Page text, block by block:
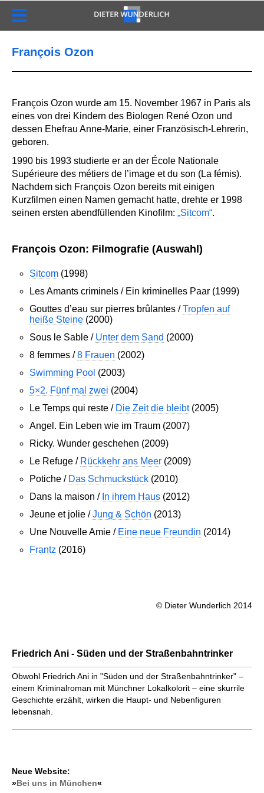
François Ozon
François Ozon wurde am 15. November 1967 in Paris als
eines von drei Kindern des Biologen René Ozon und
dessen Ehefrau Anne-Marie, einer Französisch-Lehrerin,
geboren.
1990 bis 1993 studierte er an der École Nationale
Supérieure des métiers de l’image et du son (La fémis).
Nachdem sich François Ozon bereits mit einigen
Kurzfilmen einen Namen gemacht hatte, drehte er 1998
seinen ersten abendfüllenden Kinofilm: „Sitcom“.
François Ozon: Filmografie (Auswahl)
Sitcom (1998)
Les Amants criminels / Ein kriminelles Paar (1999)
Gouttes d’eau sur pierres brûlantes /Tropfen auf
heiße Steine (2000)
Sous le Sable / Unter dem Sand (2000)
8 femmes /8 Frauen (2002)
Swimming Pool (2003)
5×2. Fünf mal zwei (2004)
Le Temps qui reste / Die Zeit die bleibt(2005)
Angel. Ein Leben wie im Traum (2007)
Ricky. Wunder geschehen (2009)
Le Refuge / Rückkehr ans Meer (2009)
Potiche / Das Schmuckstück (2010)
Dans la maison / In ihrem Haus (2012)
Jeune et jolie /Jung & Schön (2013)
Une Nouvelle Amie / Eine neue Freundin (2014)
Frantz (2016)
© Dieter Wunderlich 2014
Friedrich Ani - Süden und der Straßenbahntrinker
Obwohl Friedrich Ani in "Süden und der Straßenbahntrinker" –
einem Kriminalroman mit Münchner Lokalkolorit – eine skurrile
Geschichte erzählt, wirken die Haupt- und Nebenfiguren
lebensnah.
Neue Website:
»Bei uns in München«